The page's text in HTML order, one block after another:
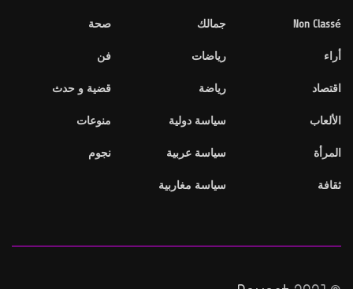
Non Classé
أراء
اقتصاد
الألعاب
المرأة
ثقافة
جمالك
رياضات
رياضة
سياسة دولية
سياسة عربية
سياسة مغاربية
صحة
فن
قضية و حدث
منوعات
نجوم